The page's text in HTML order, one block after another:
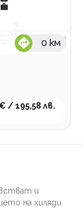
0 км
/ 195,58 лв.
и
на хиляди